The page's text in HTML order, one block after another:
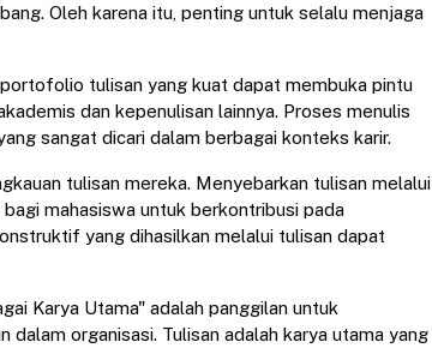
Oleh karena itu, penting untuk selalu menjaga
tulisan yang kuat dapat membuka pintu
dan kepenulisan lainnya. Proses menulis
sangat dicari dalam berbagai konteks karir.
tulisan mereka. Menyebarkan tulisan melalui
mahasiswa untuk berkontribusi pada
yang dihasilkan melalui tulisan dapat
Karya Utama" adalah panggilan untuk
organisasi. Tulisan adalah karya utama yang